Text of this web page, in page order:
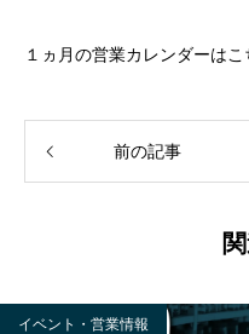
１ヵ月の営業カレンダーはこ
前の記事
イベント・営業情報